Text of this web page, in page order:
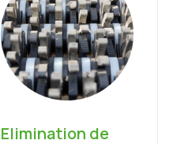
Elimination de